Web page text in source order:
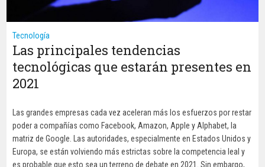
Tecnología
Las principales tendencias
tecnológicas que estarán presentes en
2021
Las grandes empresas cada vez aceleran más los esfuerzos por restar
poder a compañías como Facebook, Amazon, Apple y Alphabet, la
matriz de Google. Las autoridades, especialmente en Estados Unidos y
Europa, se están volviendo más estrictas sobre la competencia leal y
es probable que esto sea un terreno de debate en 2021. Sin embargo,